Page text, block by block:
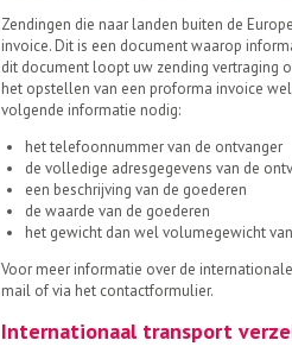
Zendingen die naar landen buiten de
invoice. Dit is een document waarop
dit document loopt uw zending vertraging
het opstellen van een proforma invoice
volgende informatie nodig:
het telefoonnummer van de ontvanger
de volledige adresgegevens van de
een beschrijving van de goederen
de waarde van de goederen
het gewicht dan wel volumegewicht
Voor meer informatie over de
mail of via het contactformulier.
Internationaal transport